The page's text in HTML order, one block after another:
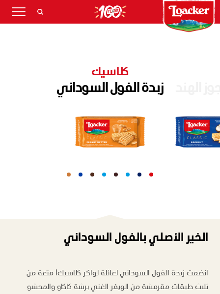
كلاسيك
زبدة الفول السوداني
الخير الأصلي بالفول السوداني
انضمت زبدة الفول السوداني لعائلة لواكر كلاسيك! متعة من
ثلاث طبقات مقرمشة من الويفر الغني برشة كاكاو والمحشو